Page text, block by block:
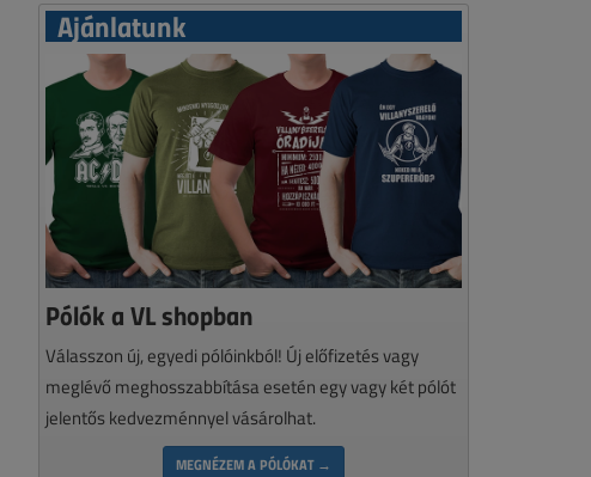
Ajánlatunk
Pólók a VL shopban
Válasszon új, egyedi pólóinkból! Új előfizetés vagy
meglévő meghosszabbítása esetén egy vagy két pólót
jelentős kedvezménnyel vásárolhat.
MEGNÉZEM A PÓLÓKAT →